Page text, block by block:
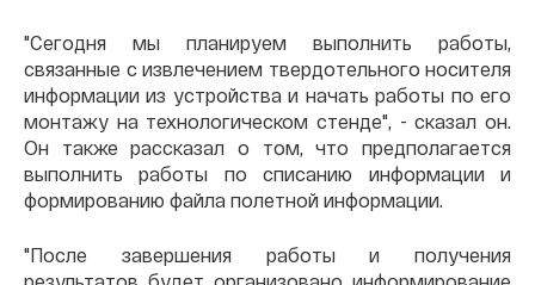
"Сегодня мы планируем выполнить работы,
связанные с извлечением твердотельного носителя
информации из устройства и начать работы по его
монтажу на технологическом стенде", - сказал он.
Он также рассказал о том, что предполагается
выполнить работы по списанию информации и
формированию файла полетной информации.
"После завершения работы и получения
результатов будет организовано информирование